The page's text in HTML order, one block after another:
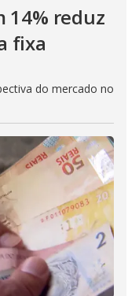
14% reduz
fixa
do mercado no